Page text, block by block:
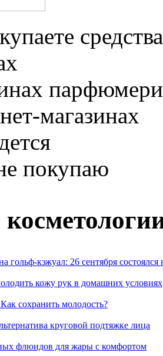
магазинах
покупаю
гольф-кэжуал: 26 сентября
кожу рук в домашних условиях
сохранить молодость?
круговой подтяжке лица
флюидов для жары с комфортом